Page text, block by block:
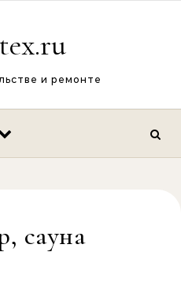
и ремонте
сауна